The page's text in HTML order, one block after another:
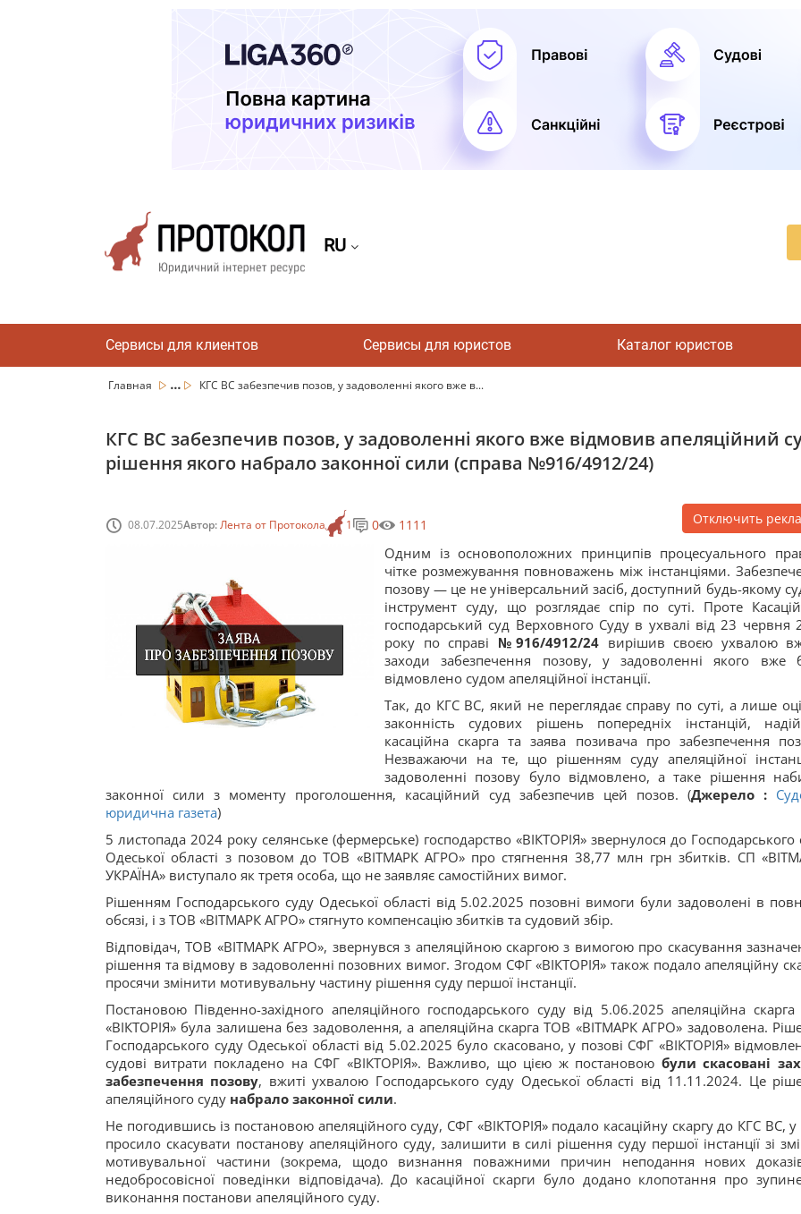
RU
Сервисы для клиентов Сервисы для юристов Каталог юристов
Главная ... КГС ВС забезпечив позов, у задоволенні якого вже в...
КГС ВС забезпечив позов, у задоволенні якого вже відмовив апеляційний
рішення якого набрало законної сили (справа №916/4912/24)
08.07.2025Автор:Лента от Протокола 1 0 1111 Отключить
Одним із основоположних принципів процесуального
чітке розмежування повноважень між інстанціями.
позову — це не універсальний засіб, доступний будь-якому
інструмент суду, що розглядає спір по суті. Проте
господарський суд Верховного Суду в ухвалі від 23 червня
року по справі №916/4912/24 вирішив своєю ухвалою
заходи забезпечення позову, у задоволенні якого вже
відмовлено судом апеляційної інстанції.
Так, до КГС ВС, який не переглядає справу по суті, а лише
законність судових рішень попередніх інстанцій,
касаційна скарга та заява позивача про забезпечення
Незважаючи на те, що рішенням суду апеляційної
задоволенні позову було відмовлено, а таке рішення
законної сили з моменту проголошення, касаційний суд забезпечив цей позов. (Джерело :
юридична газета)
5 листопада 2024 року селянське (фермерське) господарство «ВІКТОРІЯ» звернулося до Господарського
Одеської області з позовом до ТОВ «ВІТМАРК АГРО» про стягнення 38,77 млн грн збитків. СП
УКРАЇНА» виступало як третя особа, що не заявляє самостійних вимог.
Рішенням Господарського суду Одеської області від 5.02.2025 позовні вимоги були задоволені в
обсязі, і з ТОВ «ВІТМАРК АГРО» стягнуто компенсацію збитків та судовий збір.
Відповідач, ТОВ «ВІТМАРК АГРО», звернувся з апеляційною скаргою з вимогою про скасування
рішення та відмову в задоволенні позовних вимог. Згодом СФГ «ВІКТОРІЯ» також подало апеляційну
просячи змінити мотивувальну частину рішення суду першої інстанції.
Постановою Південно-західного апеляційного господарського суду від 5.06.2025 апеляційна
«ВІКТОРІЯ» була залишена без задоволення, а апеляційна скарга ТОВ «ВІТМАРК АГРО» задоволена.
Господарського суду Одеської області від 5.02.2025 було скасовано, у позові СФГ «ВІКТОРІЯ»
судові витрати покладено на СФГ «ВІКТОРІЯ». Важливо, що цією ж постановою були скасовані
забезпечення позову, вжиті ухвалою Господарського суду Одеської області від 11.11.2024. Це
апеляційного суду набрало законної сили.
Не погодившись із постановою апеляційного суду, СФГ «ВІКТОРІЯ» подало касаційну скаргу до КГС ВС, у
просило скасувати постанову апеляційного суду, залишити в силі рішення суду першої інстанції зі
мотивувальної частини (зокрема, щодо визнання поважними причин неподання нових
недобросовісної поведінки відповідача). До касаційної скарги було додано клопотання про
виконання постанови апеляційного суду.